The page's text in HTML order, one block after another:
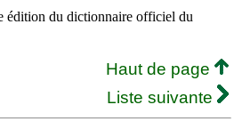
édition du dictionnaire officiel du
Haut de page
Liste suivante